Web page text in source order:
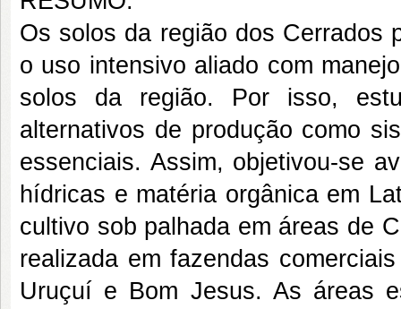
Os solos da região dos Cerrados
o uso intensivo aliado com
solos da região. Por isso,
alternativos de produção como
essenciais. Assim, objetivou-se
hídricas e matéria orgânica em
cultivo sob palhada em áreas de
realizada em fazendas
Uruçuí e Bom Jesus. As áreas